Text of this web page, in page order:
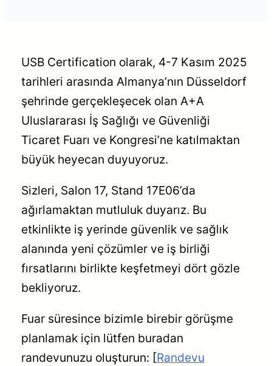
USB Certification olarak, 4-7 Kasım 2025
tarihleri arasında Almanya’nın Düsseldorf
şehrinde gerçekleşecek olan A+A
Uluslararası İş Sağlığı ve Güvenliği
Ticaret Fuarı ve Kongresi’ne katılmaktan
büyük heyecan duyuyoruz.
Sizleri, Salon 17, Stand 17E06’da
ağırlamaktan mutluluk duyarız. Bu
etkinlikte iş yerinde güvenlik ve sağlık
alanında yeni çözümler ve iş birliği
fırsatlarını birlikte keşfetmeyi dört gözle
bekliyoruz.
Fuar süresince bizimle birebir görüşme
planlamak için lütfen buradan
randevunuzu oluşturun: [Randevu